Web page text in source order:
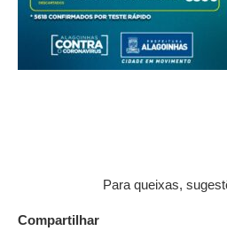
Para queixas,
Compartilhar